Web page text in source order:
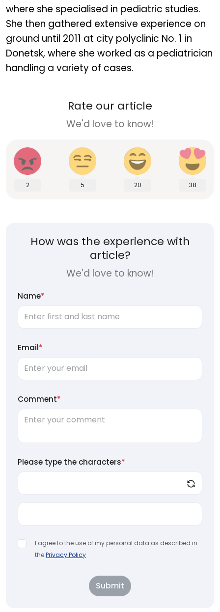
where she specialised in pediatric studies.
She then gathered extensive experience on
ground until 2011 at city polyclinic No. 1 in
Donetsk, where she worked as a pediatrician
handling a variety of cases.
Rate our article
We'd love to know!
2 5 20 38
How was the experience with
article?
We'd love to know!
Name*
Email*
Comment*
Please type the characters*
I agree to the use of my personal data as described in
thePrivacy Policy
Submit